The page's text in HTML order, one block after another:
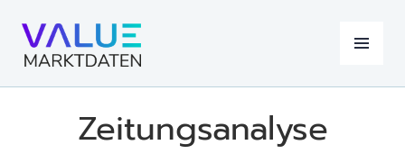
zum
Inhalt
MENÜ
Zeitungsanalyse